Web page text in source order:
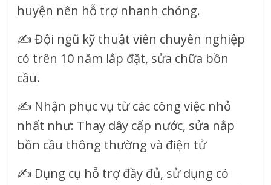
huyện nên hỗ trợ nhanh chóng.
✍Đội ngũ kỹ thuật viên chuyên nghiệp
có trên 10 năm lắp đặt, sửa chữa bồn
cầu.
✍ Nhận phục vụ từ các công việc nhỏ
nhất như: Thay dây cấp nước, sửa nắp
bồn cầu thông thường và điện tử
✍ Dụng cụ hỗ trợ đầy đủ, sử dụng có